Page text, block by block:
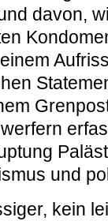
davon,
und
kein